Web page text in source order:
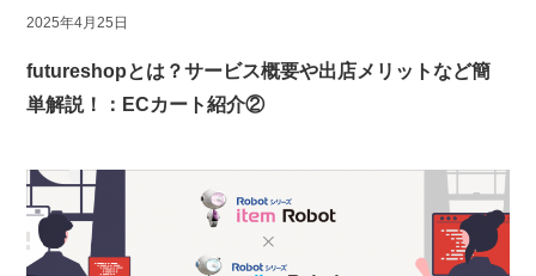
2025年4月25日
futureshopとは？サービス概要や出店メリットなど簡
単解説！：ECカート紹介②